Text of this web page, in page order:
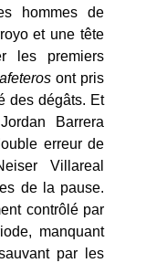
hommes de
et une tête
les premiers
ont pris
des dégâts. Et
Barrera
erreur de
Villareal
de la pause.
contrôlé par
manquant
par les